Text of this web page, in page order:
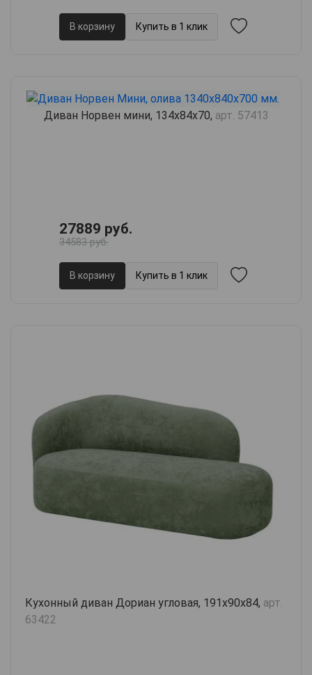
В корзину Купить в 1 клик
Диван Норвен мини, 134х84х70, арт. 57413
27889 руб.
34583 руб.
В корзину Купить в 1 клик
Кухонный диван Дориан угловая, 191х90х84, арт.
63422